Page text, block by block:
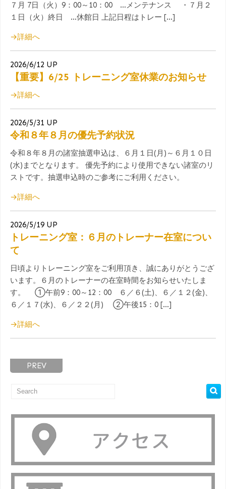
７月 7日（火）9：00～10：00 …メンテナンス ・７月２
１日（火）終日 …休館日 上記日程はトレー […]
→詳細へ
2026/6/12 UP
【重要】6/25 トレーニング室休業のお知らせ
→詳細へ
2026/5/31 UP
令和８年８月の優先予約状況
令和８年８月の諸室抽選申込は、６月１日(月)～６月１０日
(水)までとなります。 優先予約により使用できない諸室のリ
ストです。抽選申込時のご参考にご利用ください。
→詳細へ
2026/5/19 UP
トレーニング室：６月のトレーナー在室につい
て
日頃よりトレーニング室をご利用頂き、誠にありがとうござ
います。６月のトレーナーの在室時間をお知らせいたしま
す。 ①午前9：00～12：00 ６／６(土)、６／１２(金)、
６／１７(水)、６／２２(月) ②午後15：0 […]
→詳細へ
PREV